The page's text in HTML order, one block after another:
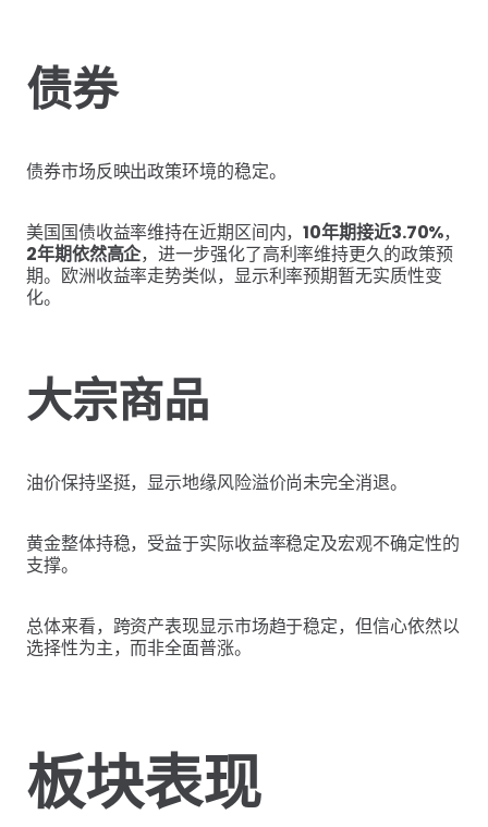
债券
债券市场反映出政策环境的稳定。
美国国债收益率维持在近期区间内，10年期接近3.70%，
2年期依然高企，进一步强化了高利率维持更久的政策预
期。欧洲收益率走势类似，显示利率预期暂无实质性变
化。
大宗商品
油价保持坚挺，显示地缘风险溢价尚未完全消退。
黄金整体持稳，受益于实际收益率稳定及宏观不确定性的
支撑。
总体来看，跨资产表现显示市场趋于稳定，但信心依然以
选择性为主，而非全面普涨。
板块表现